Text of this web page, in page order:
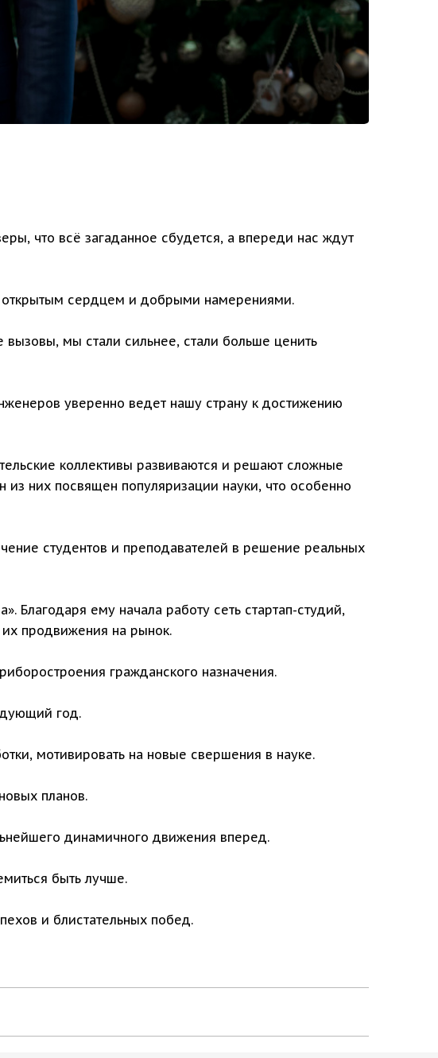
что всё загаданное сбудется, а впереди нас ждут
сердцем и добрыми намерениями.
мы стали сильнее, стали больше ценить
уверенно ведет нашу страну к достижению
коллективы развиваются и решают сложные
них посвящен популяризации науки, что особенно
студентов и преподавателей в решение реальных
Благодаря ему начала работу сеть стартап-студий,
продвижения на рынок.
гражданского назначения.
год.
мотивировать на новые свершения в науке.
планов.
динамичного движения вперед.
быть лучше.
и блистательных побед.